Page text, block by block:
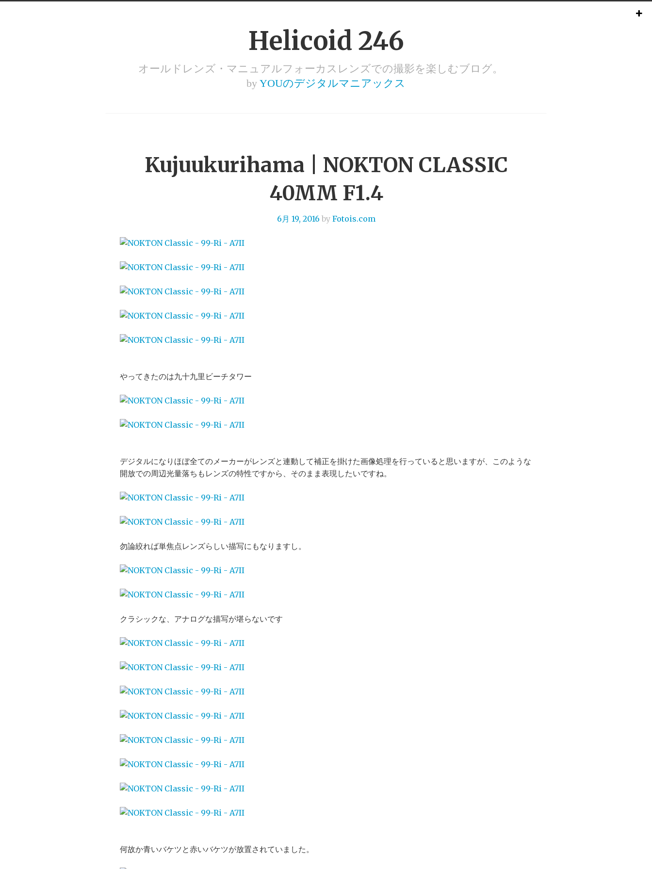
Helicoid 246
オールドレンズ・マニュアルフォーカスレンズでの撮影を楽しむブログ。
by YOUのデジタルマニアックス
Kujuukurihama | NOKTON CLASSIC
40MM F1.4
6月 19, 2016 by Fotois.com
やってきたのは九十九里ビーチタワー
デジタルになりほぼ全てのメーカーがレンズと連動して補正を掛けた画像処理を行っていると思いますが、このような
開放での周辺光量落ちもレンズの特性ですから、そのまま表現したいですね。
勿論絞れば単焦点レンズらしい描写にもなりますし。
クラシックな、アナログな描写が堪らないです
何故か青いバケツと赤いバケツが放置されていました。